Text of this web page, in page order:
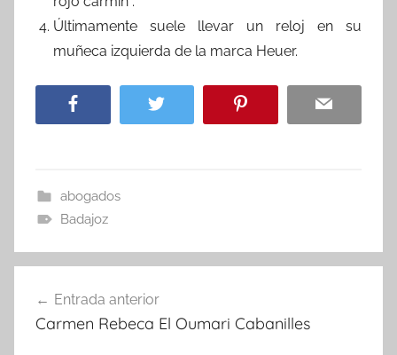
Últimamente suele llevar un reloj en su
muñeca izquierda de la marca Heuer.
abogados
Badajoz
de
Entrada anterior
Carmen Rebeca El Oumari Cabanilles